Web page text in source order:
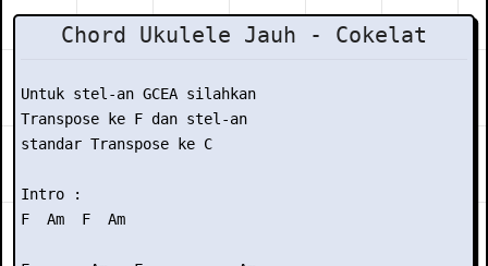
Chord Ukulele Jauh - Cokelat
Untuk stel-an GCEA silahkan
Transpose ke F dan stel-an
standar Transpose ke C
Intro :
F  Am  F  Am